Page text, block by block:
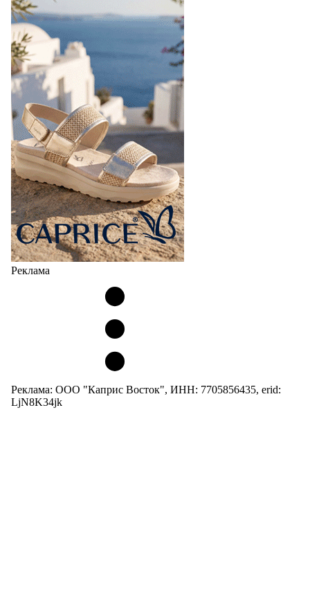
Реклама
Реклама: ООО "Каприс Восток", ИНН: 7705856435, erid:
LjN8K34jk